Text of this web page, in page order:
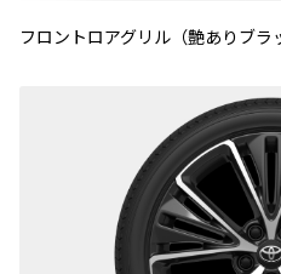
フロントロアグリル（艶ありブラ